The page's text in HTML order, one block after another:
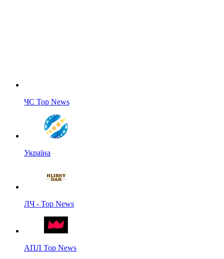
ЧС Top News
Україна
ЛЧ - Top News
АПЛ Top News